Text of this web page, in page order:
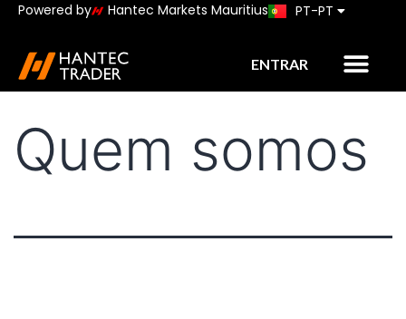
Powered by Hantec Markets Mauritius PT-PT
JP
ENTRAR
Quem somos